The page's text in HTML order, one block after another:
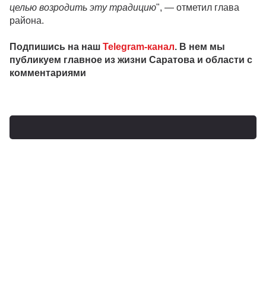
целью возродить эту традицию", — отметил глава
района.
Подпишись на наш Telegram-канал. В нем мы
публикуем главное из жизни Саратова и области с
комментариями